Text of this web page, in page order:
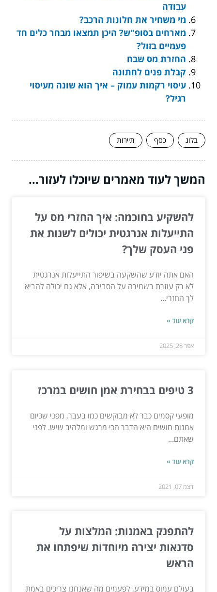
עבודה
מי משחיר את חלונות הרכב?
מארחים בסופ"ש? היכן תמצאו מבחר כלים חד
פעמיים בזול?
החזרת מס שבח
קבלת פנים לחתונה
עיסוי רקמות עמוק – איך הוא שונה מעיסוי
רגיל?
בלוג כסף תיירות
המשך לעוד מאמרים שיוכלו לעזור...
להשקיע בחוכמה: איך החזרי מס על
התייעלות אנרגטית יכולים לשנות את
פני העסק שלך?
האם אתה יודע שהשקעה בשיפור התייעלות אנרגטית
לא רק עוזרת בשמירה על הסביבה, אלא גם יכולה להביא
לך החזרי...
קרא עוד »
אפר 28, 2025
3 טיפים בבחירת אמן חושים במרכז
מופעי קסמים כבר לא מבוקשים כמו בעבר, מפני שכיום
אמנות חושים היא הדבר הכי מרגש ומלהיב שיש. לפני
שאתם...
קרא עוד »
דצמ 07, 2021
להתפנק באמנות: המלצות על
סדנאות יצירה מיוחדות שיפתחו את
הראש
בעולם עמוס במידע, לפעמים מה שאנחנו צריכים באמת